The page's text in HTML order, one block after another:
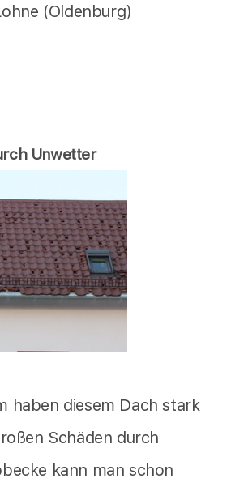
(Oldenburg)
Unwetter
haben diesem Dach stark
Schäden durch
kann man schon